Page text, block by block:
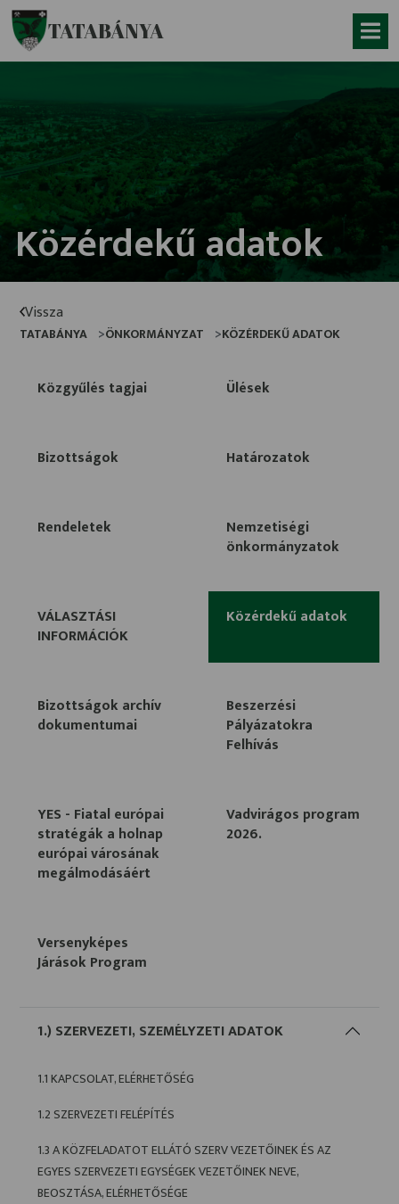
Ugrás a fő tartalomhoz
TATABÁNYA
Közérdekű adatok
Vissza
TATABÁNYA ÖNKORMÁNYZAT KÖZÉRDEKŰ ADATOK
Közgyűlés tagjai Ülések
Bizottságok Határozatok
Rendeletek
Nemzetiségi
önkormányzatok
VÁLASZTÁSI
INFORMÁCIÓK
Közérdekű adatok
Bizottságok archív
dokumentumai
Beszerzési
Pályázatokra
Felhívás
YES - Fiatal európai
stratégák a holnap
európai városának
megálmodásáért
Vadvirágos program
2026.
Versenyképes
Járások Program
1.) SZERVEZETI, SZEMÉLYZETI ADATOK
1.1 KAPCSOLAT, ELÉRHETŐSÉG
1.2 SZERVEZETI FELÉPÍTÉS
1.3 A KÖZFELADATOT ELLÁTÓ SZERV VEZETŐINEK ÉS AZ
EGYES SZERVEZETI EGYSÉGEK VEZETŐINEK NEVE,
BEOSZTÁSA, ELÉRHETŐSÉGE